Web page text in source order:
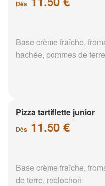
Dès
Base crème fraîche,
hachée, pommes de terre
Pizza tartiflette junior
Dès 11.50 €
Base crème fraîche,
de terre, reblochon